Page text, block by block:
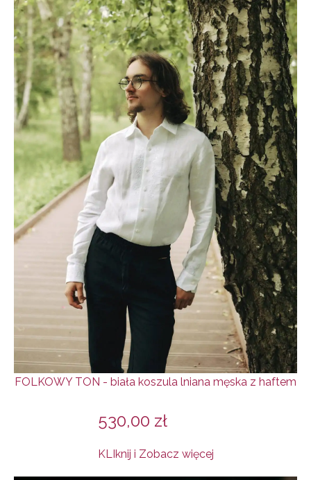
FOLKOWY TON - biała koszula lniana męska z haftem
530,00 zł
KLIknij i Zobacz więcej